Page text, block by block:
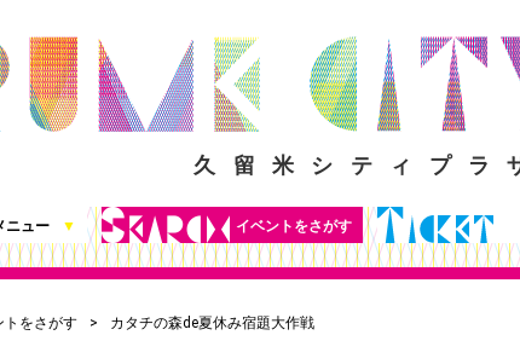
久留米シティプラ
ニュー ▼
ビュー）
ロード）
クト
イベントをさがす
トをさがす カタチの森de夏休み宿題大作戦